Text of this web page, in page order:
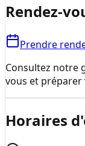
Rendez-
Prendre
Consultez notre
vous et préparer
Horaires